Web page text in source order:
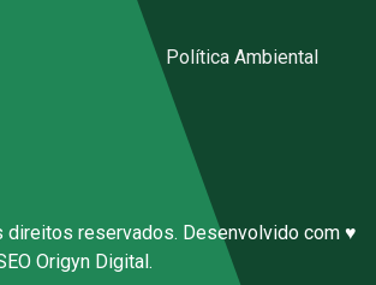
Política Ambiental
reservados. Desenvolvido com ♥
Origyn Digital.